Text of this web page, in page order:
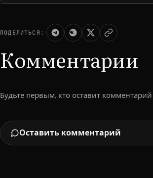
ПОДЕЛИТЬСЯ:
Комментарии
Будьте первым, кто оставит комментарий
Оставить комментарий